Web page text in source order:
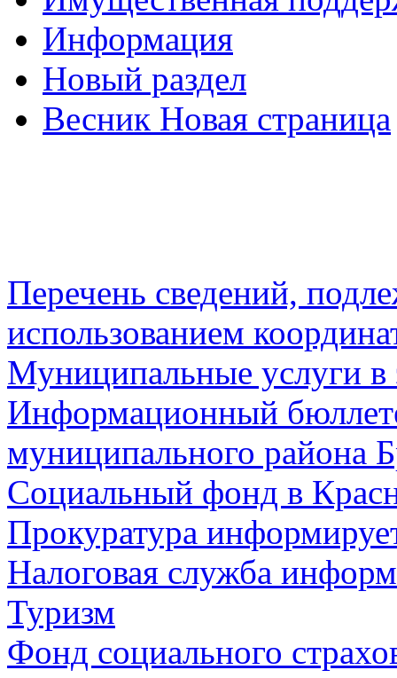
Информация
Новый раздел
Весник Новая страница
Перечень сведений,
использованием
Муниципальные услуги в
Информационный
муниципального района
Социальный фонд в
Прокуратура
Налоговая служба
Туризм
Фонд социального